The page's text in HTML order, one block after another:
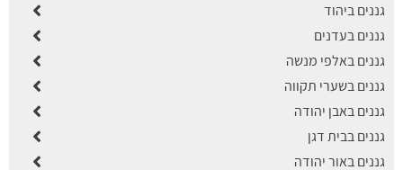
גננים ביהוד
גננים בעדנים
גננים באלפי מנשה
גננים בשערי תקווה
גננים באבן יהודה
גננים בבית דגן
גננים באור יהודה